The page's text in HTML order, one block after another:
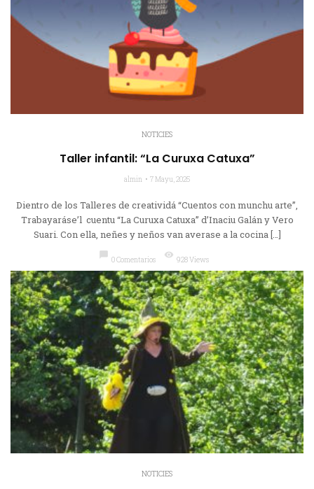
NOTICIES
Taller infantil: “La Curuxa Catuxa”
almin 7 Mayu, 2025
Dientro de los Talleres de creatividá “Cuentos con munchu arte”,
Trabayaráse’l cuentu “La Curuxa Catuxa” d’Inaciu Galán y Vero
Suari. Con ella, neñes y neños van averase a la cocina […]
0 Comentarios
visibility
928 Views
NOTICIES